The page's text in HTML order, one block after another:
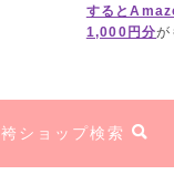
すると
1,000円分が
袴ショップ検索